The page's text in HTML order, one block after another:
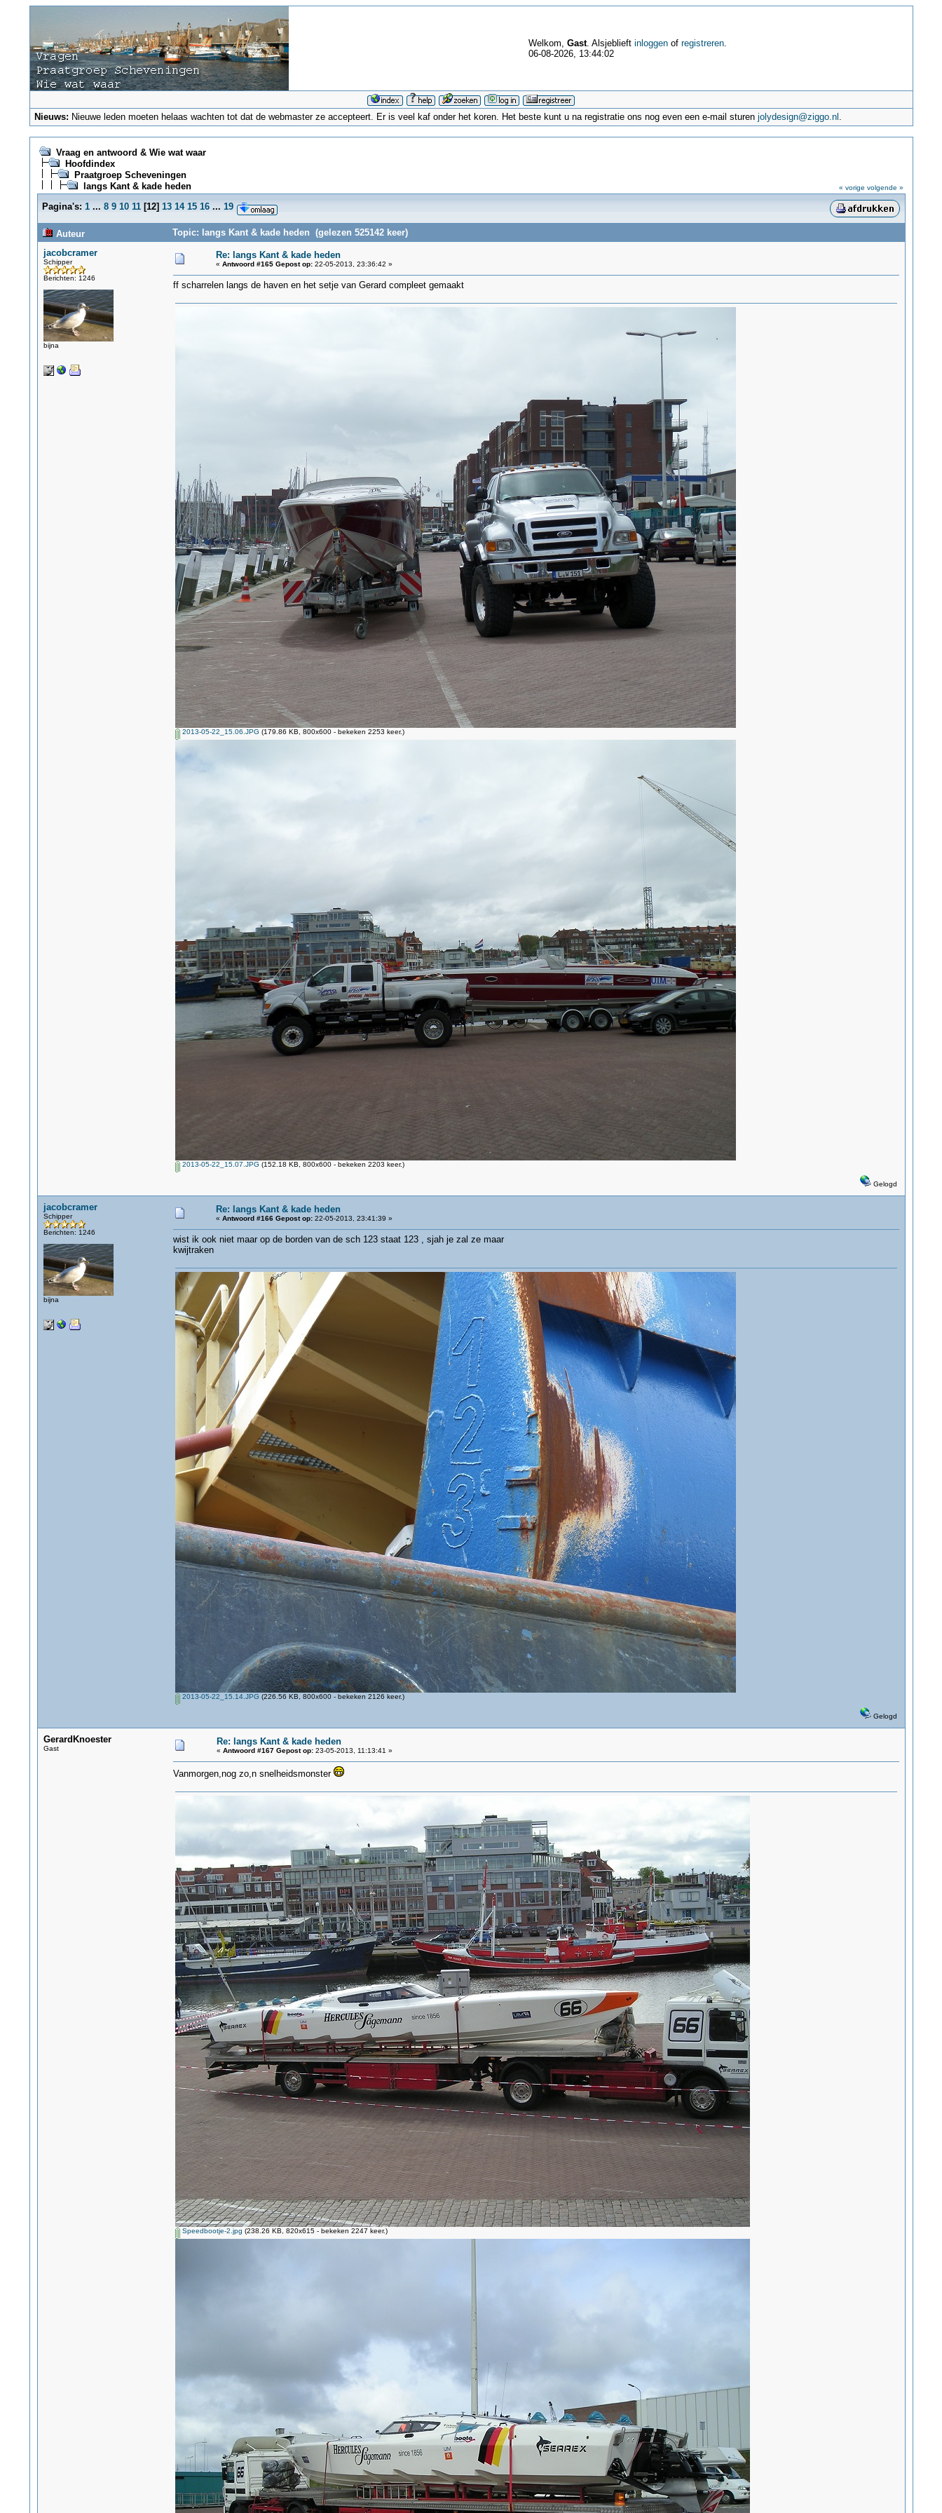
Welkom, Gast. Alsjeblieft inloggenof registreren.
06-08-2026, 13:44:02
Nieuws: Nieuwe leden moeten helaas wachten tot dat de webmaster ze accepteert. Er is veel kaf onder het koren. Het beste kunt u na registratie ons nog even een e-mail sturenjolydesign@ziggo.nl .
Vraag en antwoord & Wie wat waar
Hoofdindex
Praatgroep Scheveningen
langs Kant & kade heden
« vorige volgende »
Pagina's: 1 ... 8 9 10 11[12] 13 14 15 16 ... 19
Auteur
Topic: langs Kant & kade heden (gelezen 525142 keer)
jacobcramer
Schipper
Berichten: 1246
bijna
Re: langs Kant & kade heden
« Antwoord #165 Gepost op:22-05-2013, 23:36:42 »
ff scharrelen langs de haven en het setje van Gerard compleet gemaakt
2013-05-22_15.06.JPG (179.86 KB, 800x600 - bekeken 2253 keer.)
2013-05-22_15.07.JPG (152.18 KB, 800x600 - bekeken 2203 keer.)
Gelogd
jacobcramer
Schipper
Berichten: 1246
bijna
Re: langs Kant & kade heden
« Antwoord #166 Gepost op:22-05-2013, 23:41:39 »
wist ik ook niet maar op de borden van de sch 123 staat 123 , sjah je zal ze maar
kwijtraken
2013-05-22_15.14.JPG (226.56 KB, 800x600 - bekeken 2126 keer.)
Gelogd
GerardKnoester
Gast
Re: langs Kant & kade heden
« Antwoord #167 Gepost op:23-05-2013, 11:13:41 »
Vanmorgen,nog zo,n snelheidsmonster
Speedbootje-2.jpg (238.26 KB, 820x615 - bekeken 2247 keer.)